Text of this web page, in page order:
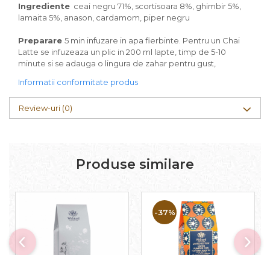
Ingrediente ceai negru 71%, scortisoara 8%, ghimbir 5%,
lamaita 5%, anason, cardamom, piper negru
Preparare 5 min infuzare in apa fierbinte. Pentru un Chai
Latte se infuzeaza un plic in 200 ml lapte, timp de 5-10
minute si se adauga o lingura de zahar pentru gust,
Informatii conformitate produs
Review-uri (0)
Produse similare
-37%